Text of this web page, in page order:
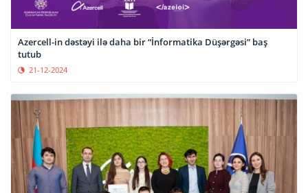
Azercell-in dəstəyi ilə daha bir “İnformatika Düşərgəsi” baş
tutub
21-12-2024